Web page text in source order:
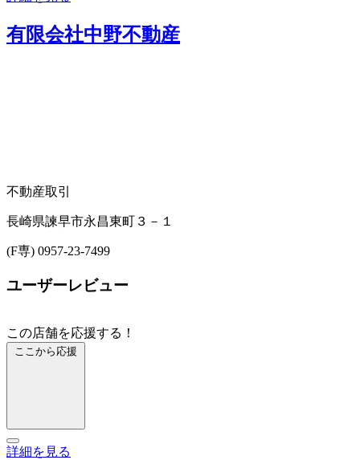
有限会社中野不動産
不動産取引
長崎県諫早市永昌東町３－１
(F専) 0957-23-7499
ユーザーレビュー
この店舗を応援する！
ここから応援
詳細を見る